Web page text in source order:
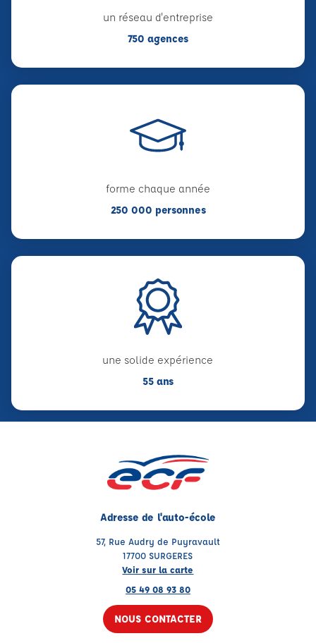
un réseau d'entreprise
750 agences
forme chaque année
250 000 personnes
une solide expérience
55 ans
Adresse de l'auto-école
57, Rue Audry de Puyravault
17700 SURGERES
Voir sur la carte
05 49 08 93 80
NOUS CONTACTER